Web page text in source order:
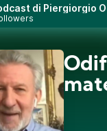
di Piergiorgio